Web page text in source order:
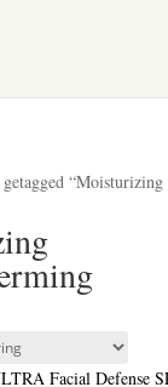
“Moisturizing